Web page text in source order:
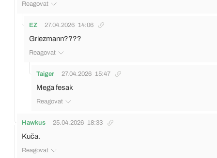
Reagovat
EZ 27.04.2026 14:06
Griezmann????
Reagovat
Taiger 27.04.2026 15:47
Mega fesak
Reagovat
Hawkus 25.04.2026 18:33
Kuča.
Reagovat